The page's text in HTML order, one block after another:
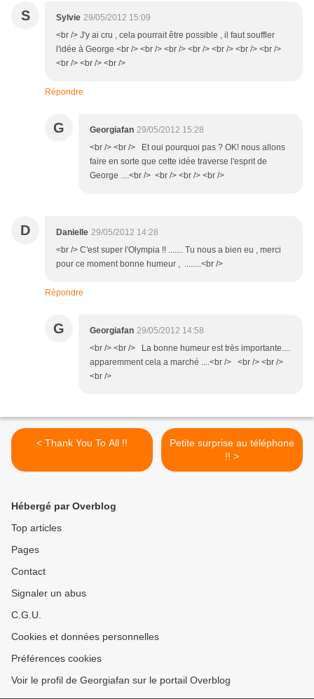
S Sylvie 29/05/2012 15:09
<br /> J'y ai cru , cela pourrait être possible , il faut souffler
l'idée à George <br /> <br /> <br /> <br /> <br /> <br /> <br />
<br /> <br /> <br />
Répondre
G Georgiafan 29/05/2012 15:28
<br /> <br /> Et oui pourquoi pas ? OK! nous allons
faire en sorte que cette idée traverse l'esprit de
George ....<br /> <br /> <br /> <br />
D Danielle 29/05/2012 14:28
<br /> C'est super l'Olympia !! ....... Tu nous a bien eu , merci
pour ce moment bonne humeur , ........<br />
Répondre
G Georgiafan 29/05/2012 14:58
<br /> <br /> La bonne humeur est très importante....
apparemment cela a marché ....<br /> <br /> <br />
<br />
< Thank You To All !!
Petite surprise au téléphone
!! >
Hébergé par Overblog
Top articles
Pages
Contact
Signaler un abus
C.G.U.
Cookies et données personnelles
Préférences cookies
Voir le profil de Georgiafan sur le portail Overblog